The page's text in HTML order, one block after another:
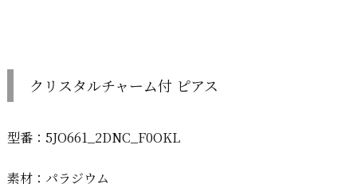
クリスタルチャーム付 ピアス
型番：5JO661_2DNC_F0OKL
素材：パラジウム